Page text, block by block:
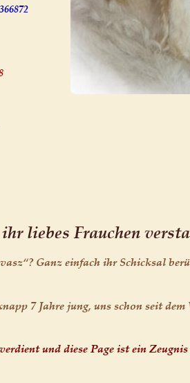
liebes Frauchen
Ganz einfach ihr Schicksal
7 Jahre jung, uns schon seit
und diese Page ist ein